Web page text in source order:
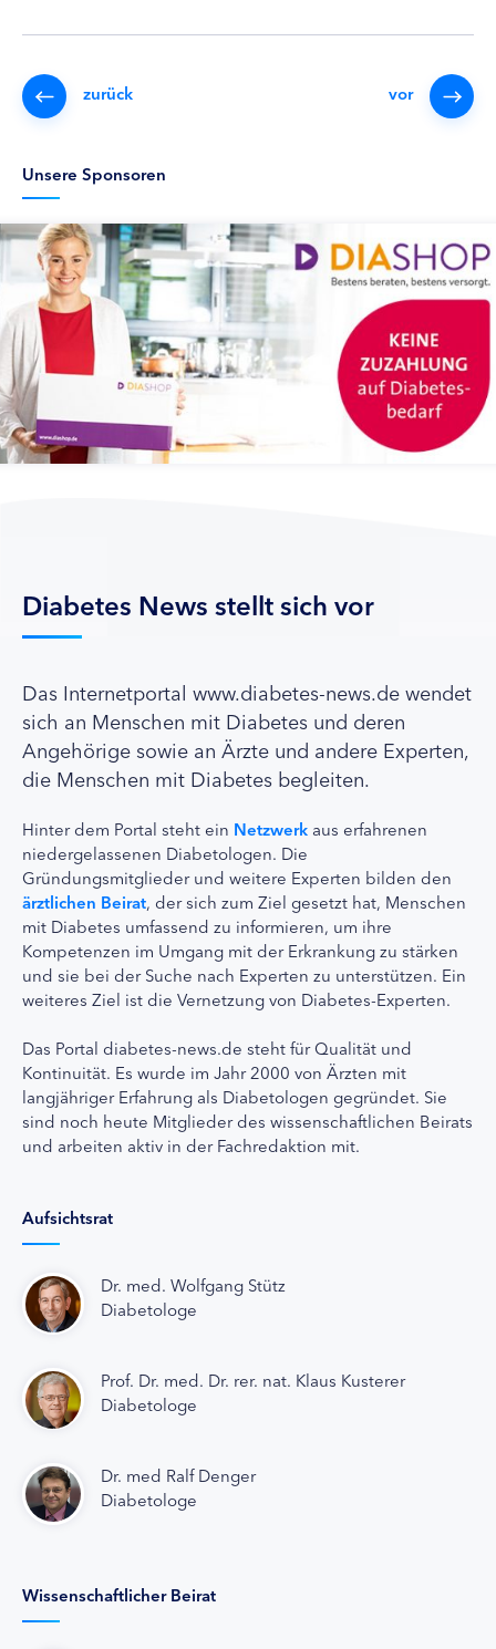
zurück vor
Unsere Sponsoren
Diabetes News stellt sich vor
Das Internetportal www.diabetes-news.de wendet
sich an Menschen mit Diabetes und deren
Angehörige sowie an Ärzte und andere Experten,
die Menschen mit Diabetes begleiten.
Hinter dem Portal steht ein Netzwerk aus erfahrenen
niedergelassenen Diabetologen. Die
Gründungsmitglieder und weitere Experten bilden den
ärztlichen Beirat, der sich zum Ziel gesetzt hat, Menschen
mit Diabetes umfassend zu informieren, um ihre
Kompetenzen im Umgang mit der Erkrankung zu stärken
und sie bei der Suche nach Experten zu unterstützen. Ein
weiteres Ziel ist die Vernetzung von Diabetes-Experten.
Das Portal diabetes-news.de steht für Qualität und
Kontinuität. Es wurde im Jahr 2000 von Ärzten mit
langjähriger Erfahrung als Diabetologen gegründet. Sie
sind noch heute Mitglieder des wissenschaftlichen Beirats
und arbeiten aktiv in der Fachredaktion mit.
Aufsichtsrat
Dr. med. Wolfgang Stütz
Diabetologe
Prof. Dr. med. Dr. rer. nat. Klaus Kusterer
Diabetologe
Dr. med Ralf Denger
Diabetologe
Wissenschaftlicher Beirat